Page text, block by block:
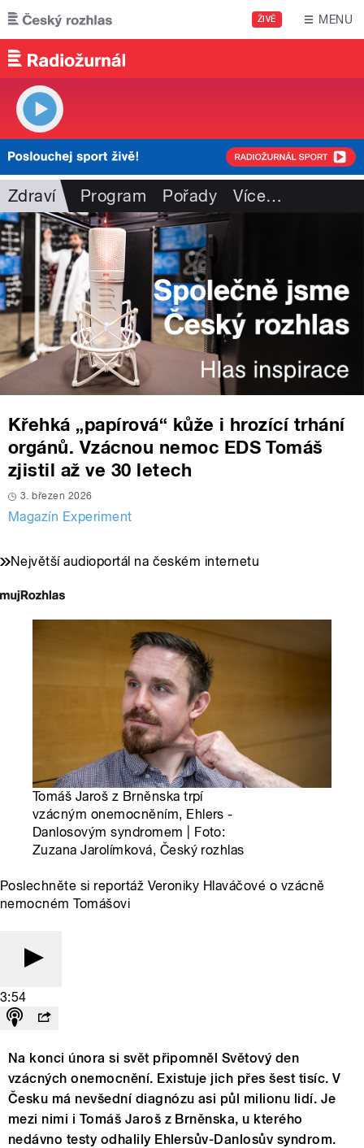
Přejít k hlavnímu obsahu
ŽIVĚ MENU
Zdraví Program Pořady Více…
Křehká „papírová“ kůže i hrozící trhání
orgánů. Vzácnou nemoc EDS Tomáš
zjistil až ve 30 letech
3. březen 2026
Magazín Experiment
Největší audioportál na českém internetu
Tomáš Jaroš z Brněnska trpí
vzácným onemocněním, Ehlers -
Danlosovým syndromem | Foto:
Zuzana Jarolímková, Český rozhlas
Poslechněte si reportáž Veroniky Hlaváčové o vzácně
nemocném Tomášovi
3:54
Na konci února si svět připomněl Světový den
vzácných onemocnění. Existuje jich přes šest tisíc. V
Česku má nevšední diagnózu asi půl milionu lidí. Je
mezi nimi i Tomáš Jaroš z Brněnska, u kterého
nedávno testy odhalily Ehlersův-Danlosův syndrom.